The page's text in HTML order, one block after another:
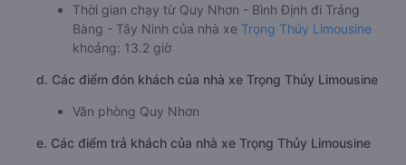
Thời gian chạy từ Quy Nhơn - Bình Định đi Trảng
Bàng - Tây Ninh của nhà xe Trọng Thủy Limousine
khoảng: 13.2 giờ
d. Các điểm đón khách của nhà xe Trọng Thủy Limousine
Văn phòng Quy Nhơn
e. Các điểm trả khách của nhà xe Trọng Thủy Limousine